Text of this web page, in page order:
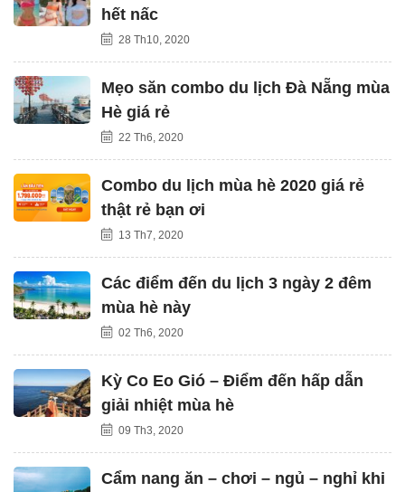
hết nấc
28 Th10, 2020
Mẹo săn combo du lịch Đà Nẵng mùa
Hè giá rẻ
22 Th6, 2020
Combo du lịch mùa hè 2020 giá rẻ
thật rẻ bạn ơi
13 Th7, 2020
Các điểm đến du lịch 3 ngày 2 đêm
mùa hè này
02 Th6, 2020
Kỳ Co Eo Gió – Điểm đến hấp dẫn
giải nhiệt mùa hè
09 Th3, 2020
Cẩm nang ăn – chơi – ngủ – nghỉ khi